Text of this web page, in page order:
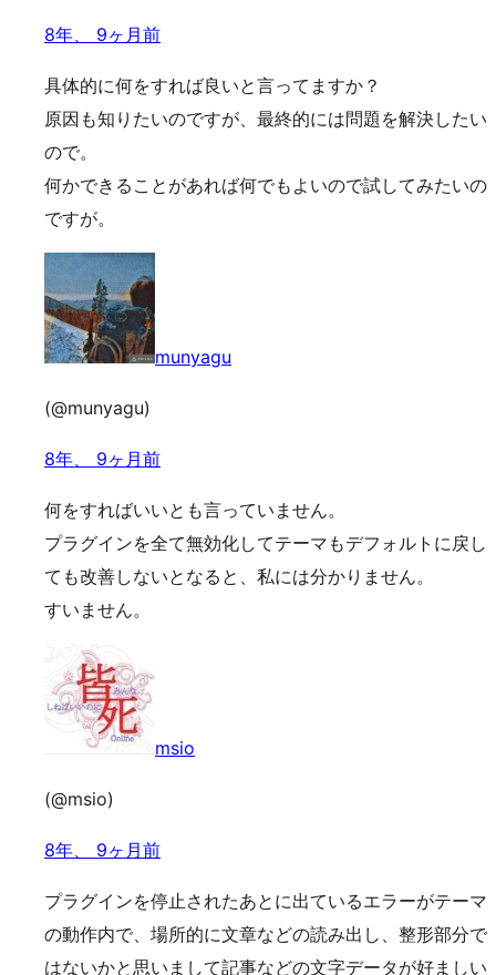
8年、 9ヶ月前
具体的に何をすれば良いと言ってますか？
原因も知りたいのですが、最終的には問題を解決したい
ので。
何かできることがあれば何でもよいので試してみたいの
ですが。
munyagu
(@munyagu)
8年、 9ヶ月前
何をすればいいとも言っていません。
プラグインを全て無効化してテーマもデフォルトに戻し
ても改善しないとなると、私には分かりません。
すいません。
msio
(@msio)
8年、 9ヶ月前
プラグインを停止されたあとに出ているエラーがテーマ
の動作内で、場所的に文章などの読み出し、整形部分で
はないかと思いまして記事などの文字データが好ましい